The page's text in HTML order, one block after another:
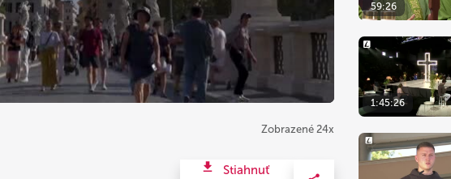
Zobrazené 24x
Stiahnuť
59:26
1:45:26